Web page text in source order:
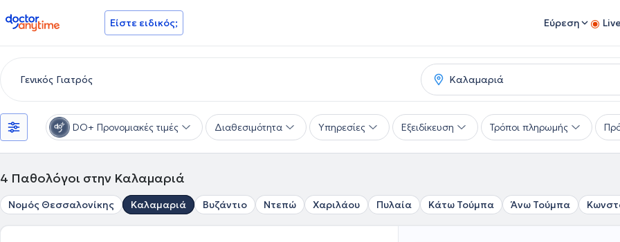
doctoranytime Είστε ειδικός; Εύρεση
DO+ Προνομιακές τιμές Διαθεσιμότητα Υπηρεσίες Εξειδίκευση Τρόποι πληρωμής
4 Παθολόγοι στην Καλαμαριά
Νομός Θεσσαλονίκης Καλαμαριά Βυζάντιο Ντεπώ Χαριλάου Πυλαία Κάτω Τούμπα Άνω Τούμπα